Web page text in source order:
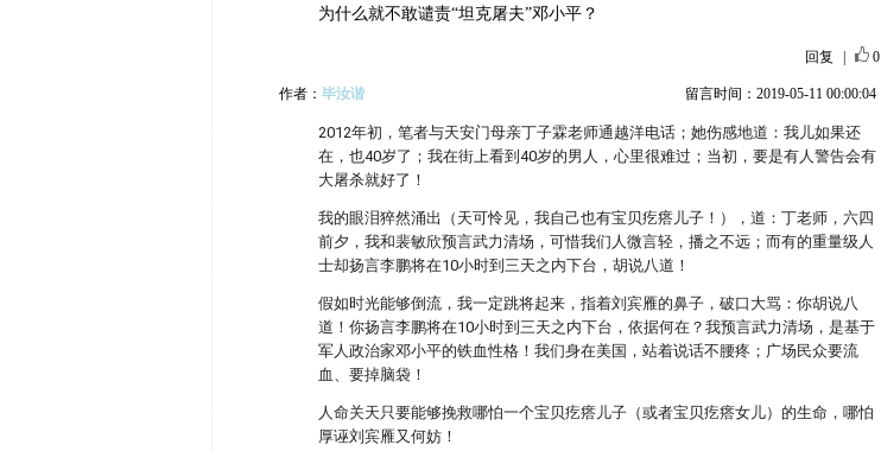
为什么就不敢谴责“坦克屠夫”邓小平？
回复 0
作者： 毕汝谐 留言时间：2019-05-11 00:00:04
2012年初，笔者与天安门母亲丁子霖老师通越洋电话；她伤感地道：我儿如果还
在，也40岁了；我在街上看到40岁的男人，心里很难过；当初，要是有人警告会有
大屠杀就好了！
我的眼泪猝然涌出（天可怜见，我自己也有宝贝疙瘩儿子！），道：丁老师，六四
前夕，我和裴敏欣预言武力清场，可惜我们人微言轻，播之不远；而有的重量级人
士却扬言李鹏将在10小时到三天之内下台，胡说八道！
假如时光能够倒流，我一定跳将起来，指着刘宾雁的鼻子，破口大骂：你胡说八
道！你扬言李鹏将在10小时到三天之内下台，依据何在？我预言武力清场，是基于
军人政治家邓小平的铁血性格！我们身在美国，站着说话不腰疼；广场民众要流
血、要掉脑袋！
人命关天只要能够挽救哪怕一个宝贝疙瘩儿子（或者宝贝疙瘩女儿）的生命，哪怕
厚诬刘宾雁又何妨！